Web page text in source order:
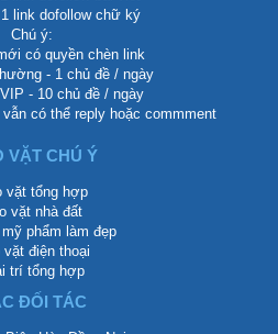
link dofollow chữ ký
Chú ý:
có quyền chèn link
- 1 chủ đề / ngày
- 10 chủ đề / ngày
có thể reply hoặc commment
VẶT CHÚ Ý
vặt tổng hợp
vặt nhà đất
phẩm làm đẹp
vặt điện thoại
trí tổng hợp
ĐỐI TÁC